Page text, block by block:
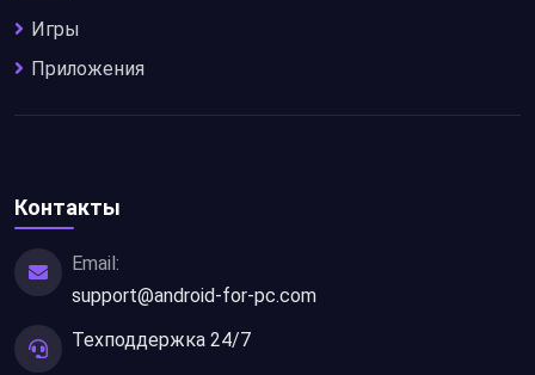
Игры
Приложения
Контакты
Email:
support@android-for-pc.com
Техподдержка 24/7